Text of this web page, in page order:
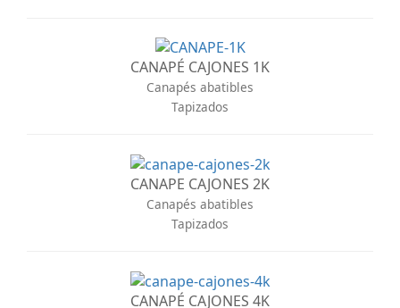
CANAPÉ CAJONES 1K
Canapés abatibles
Tapizados
CANAPE CAJONES 2K
Canapés abatibles
Tapizados
CANAPÉ CAJONES 4K